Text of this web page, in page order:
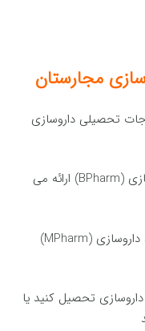
مجارستان
تحصیلی داروسازی
در برخی از مناطق جهان ، لیسانس داروسازی (BPharm) ارائه می
در جای دیگر ، گزینه اصلی کارشناسی ارشد داروسازی (MPharm)
تحصیل کنید یا